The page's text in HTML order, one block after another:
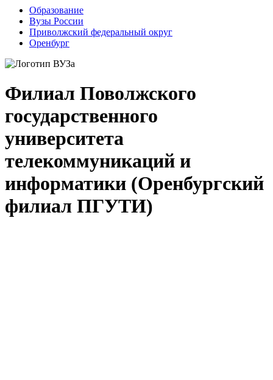
Образование
Вузы России
Приволжский федеральный округ
Оренбург
Филиал Поволжского
государственного
университета
телекоммуникаций и
информатики (Оренбургский
филиал ПГУТИ)